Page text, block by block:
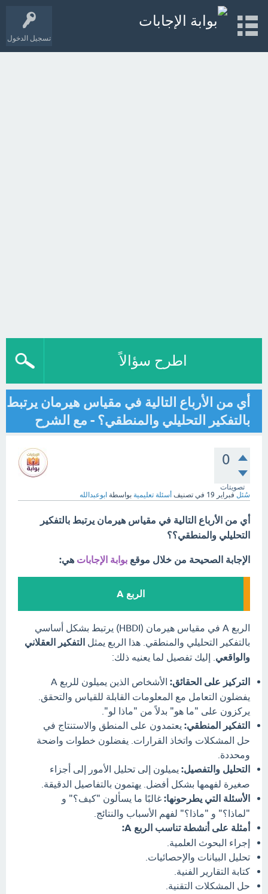
تسجيل الدخول
اطرح سؤالاً
أي من الأرباع التالية في مقياس هيرمان يرتبط
بالتفكير التحليلي والمنطقي؟ - مع الشرح
0
تصويتات
سُئل فبراير 19 في تصنيف أسئلة تعليمية بواسطة ابوعبدالله
أي من الأرباع التالية في مقياس هيرمان يرتبط بالتفكير
التحليلي والمنطقي؟؟
الإجابة الصحيحة من خلال موقع بوابة الإجابات هي:
الربع A
الربع A في مقياس هيرمان (HBDI) يرتبط بشكل أساسي
بالتفكير التحليلي والمنطقي. هذا الربع يمثل التفكير العقلاني
والواقعي . إليك تفصيل لما يعنيه ذلك:
التركيز على الحقائق:
الأشخاص الذين يميلون للربع A
يفضلون التعامل مع المعلومات القابلة للقياس والتحقق.
يركزون على "ما هو" بدلاً من "ماذا لو".
التفكير المنطقي: يعتمدون على المنطق والاستنتاج في
حل المشكلات واتخاذ القرارات. يفضلون خطوات واضحة
ومحددة.
التحليل والتفصيل: يميلون إلى تحليل الأمور إلى أجزاء
صغيرة لفهمها بشكل أفضل. يهتمون بالتفاصيل الدقيقة.
الأسئلة التي يطرحونها: غالبًا ما يسألون "كيف؟" و
"لماذا؟" و "ماذا؟" لفهم الأسباب والنتائج.
أمثلة على أنشطة تناسب الربع A:
إجراء البحوث العلمية.
تحليل البيانات والإحصائيات.
كتابة التقارير الفنية.
حل المشكلات التقنية.